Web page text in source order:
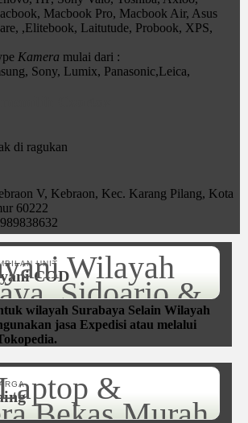
Macbook Pro, Macbook Air, Asus
,Elitebook, Laitutude, Probook, XPS,
Kamera mulai dari :
Sony, Lumix, Panasonic,Leica,
di ragukan
V, Kebraon, Kec. Karang Pilang, Kota
60222
UNIT
COD
wilayah Surabaya Selain Wilayah
jasa Expedisi atau melalui